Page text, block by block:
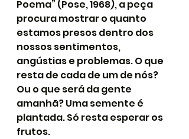
Poema” (Pose, 1968), a peça
procura mostrar o quanto
estamos presos dentro dos
nossos sentimentos,
angústias e problemas. O que
resta de cada de um de nós?
Ou o que será da gente
amanhã? Uma semente é
plantada. Só resta esperar os
frutos.